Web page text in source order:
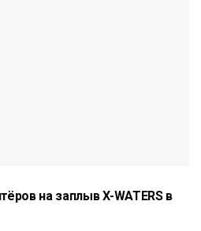
на заплыв X-WATERS в